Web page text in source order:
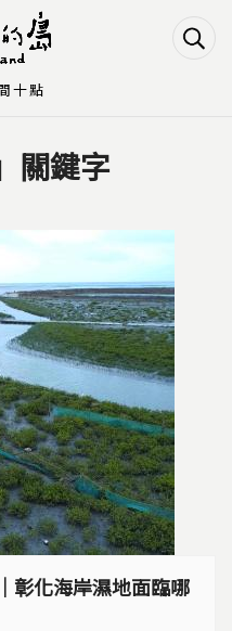
content
關鍵字
彰化海岸濕地面臨哪
十點